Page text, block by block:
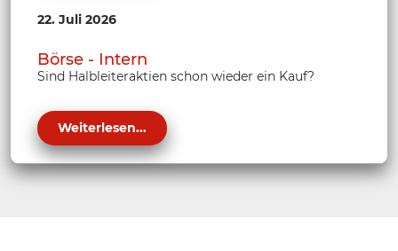
22. Juli 2026
Börse - Intern
Sind Halbleiteraktien schon wieder ein Kauf?
Weiterlesen...